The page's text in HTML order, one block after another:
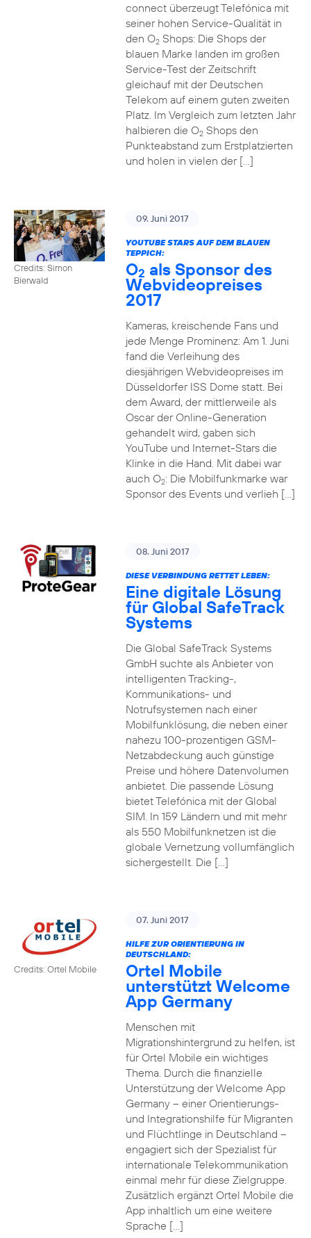
connect überzeugt Telefónica mit
seiner hohen Service-Qualität in
den O2Shops: Die Shops der
blauen Marke landen im großen
Service-Test der Zeitschrift
gleichauf mit der Deutschen
Telekom auf einem guten zweiten
Platz. Im Vergleich zum letzten Jahr
halbieren die O2Shops den
Punkteabstand zum Erstplatzierten
und holen in vielen der […]
Credits: Simon
Bierwald
09. Juni 2017
YOUTUBE STARS AUF DEM BLAUEN
TEPPICH:
O2 als Sponsor des
Webvideopreises
2017
Kameras, kreischende Fans und
jede Menge Prominenz: Am 1. Juni
fand die Verleihung des
diesjährigen Webvideopreises im
Düsseldorfer ISS Dome statt. Bei
dem Award, der mittlerweile als
Oscar der Online-Generation
gehandelt wird, gaben sich
YouTube und Internet-Stars die
Klinke in die Hand. Mit dabei war
auch O2: Die Mobilfunkmarke war
Sponsor des Events und verlieh […]
08. Juni 2017
DIESE VERBINDUNG RETTET LEBEN:
Eine digitale Lösung
für Global SafeTrack
Systems
Die Global SafeTrack Systems
GmbH suchte als Anbieter von
intelligenten Tracking-,
Kommunikations- und
Notrufsystemen nach einer
Mobilfunklösung, die neben einer
nahezu 100-prozentigen GSM-
Netzabdeckung auch günstige
Preise und höhere Datenvolumen
anbietet. Die passende Lösung
bietet Telefónica mit der Global
SIM. In 159 Ländern und mit mehr
als 550 Mobilfunknetzen ist die
globale Vernetzung vollumfänglich
sichergestellt. Die […]
Credits: Ortel Mobile
07. Juni 2017
HILFE ZUR ORIENTIERUNG IN
DEUTSCHLAND:
Ortel Mobile
unterstützt Welcome
App Germany
Menschen mit
Migrationshintergrund zu helfen, ist
für Ortel Mobile ein wichtiges
Thema. Durch die finanzielle
Unterstützung der Welcome App
Germany – einer Orientierungs-
und Integrationshilfe für Migranten
und Flüchtlinge in Deutschland –
engagiert sich der Spezialist für
internationale Telekommunikation
einmal mehr für diese Zielgruppe.
Zusätzlich ergänzt Ortel Mobile die
App inhaltlich um eine weitere
Sprache […]